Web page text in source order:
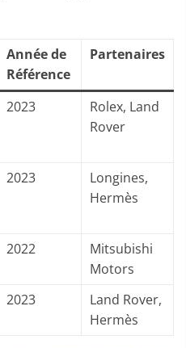
Année de
Référence
Partenaires
2023
Rolex, Land
Rover
2023
Longines,
Hermès
2022
Mitsubishi
Motors
2023
Land Rover,
Hermès